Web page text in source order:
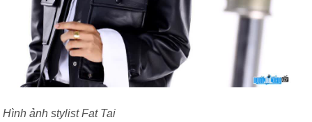
Hình ảnh stylist Fat Tai